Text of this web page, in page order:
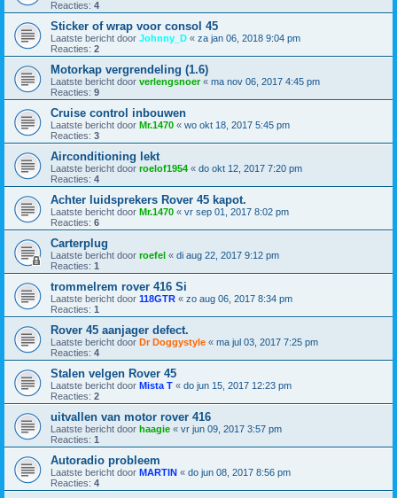
Reacties: 4
Sticker of wrap voor consol 45
Laatste bericht door Johnny_D « za jan 06, 2018 9:04 pm
Reacties: 2
Motorkap vergrendeling (1.6)
Laatste bericht door verlengsnoer« ma nov 06, 2017 4:45 pm
Reacties: 9
Cruise control inbouwen
Laatste bericht door Mr.1470 « wo okt 18, 2017 5:45 pm
Reacties: 3
Airconditioning lekt
Laatste bericht door roelof1954 « do okt 12, 2017 7:20 pm
Reacties: 4
Achter luidsprekers Rover 45 kapot.
Laatste bericht door Mr.1470 « vr sep 01, 2017 8:02 pm
Reacties: 6
Carterplug
Laatste bericht door roefel « di aug 22, 2017 9:12 pm
Reacties: 1
trommelrem rover 416 Si
Laatste bericht door 118GTR « zo aug 06, 2017 8:34 pm
Reacties: 1
Rover 45 aanjager defect.
Laatste bericht door Dr Doggystyle « ma jul 03, 2017 7:25 pm
Reacties: 4
Stalen velgen Rover 45
Laatste bericht door Mista T « do jun 15, 2017 12:23 pm
Reacties: 2
uitvallen van motor rover 416
Laatste bericht door haagie « vr jun 09, 2017 3:57 pm
Reacties: 1
Autoradio probleem
Laatste bericht door MARTIN « do jun 08, 2017 8:56 pm
Reacties: 4